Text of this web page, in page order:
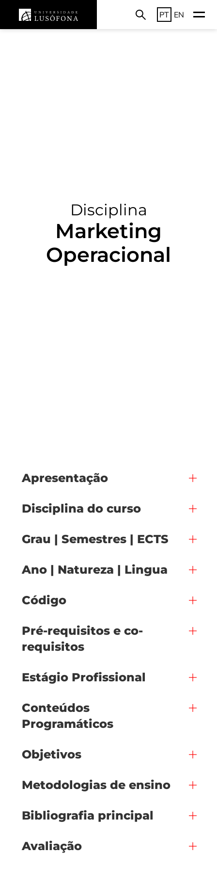
PT EN
Disciplina
Marketing
Operacional
Apresentação
Disciplina do curso
Grau | Semestres | ECTS
Ano | Natureza | Lingua
Código
Pré-requisitos e co-
requisitos
Estágio Profissional
Conteúdos
Programáticos
Objetivos
Metodologias de ensino
Bibliografia principal
Avaliação